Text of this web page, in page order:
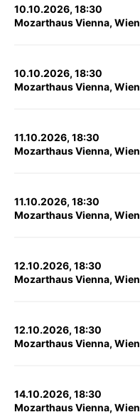
10.10.2026, 18:30
Mozarthaus Vienna, Wien
10.10.2026, 18:30
Mozarthaus Vienna, Wien
11.10.2026, 18:30
Mozarthaus Vienna, Wien
11.10.2026, 18:30
Mozarthaus Vienna, Wien
12.10.2026, 18:30
Mozarthaus Vienna, Wien
12.10.2026, 18:30
Mozarthaus Vienna, Wien
14.10.2026, 18:30
Mozarthaus Vienna, Wien